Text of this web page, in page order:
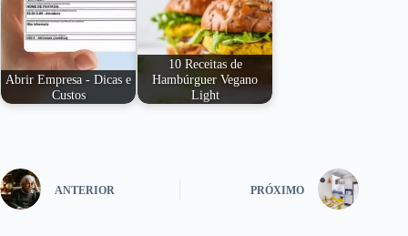
Abrir Empresa - Dicas e
Custos
10 Receitas de
Hambúrguer Vegano
Light
ANTERIOR PRÓXIMO